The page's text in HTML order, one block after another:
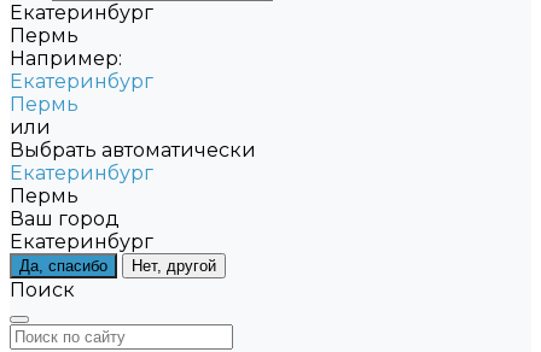
Екатеринбург
Пермь
Например:
Екатеринбург
Пермь
или
Выбрать автоматически
Екатеринбург
Пермь
Ваш город
Екатеринбург
Да, спасибо Нет, другой
Поиск